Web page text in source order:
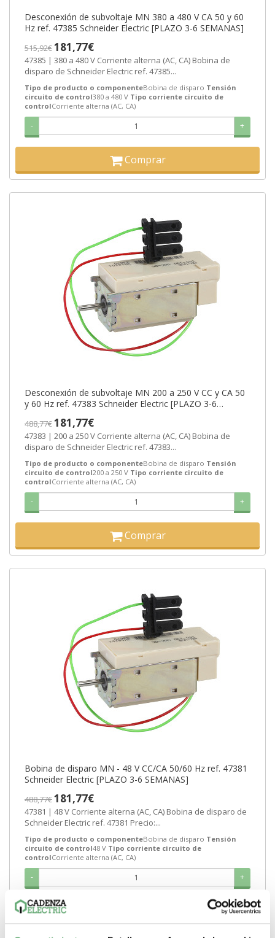
Desconexión de subvoltaje MN 380 a 480 V CA 50 y 60
Hz ref. 47385 Schneider Electric [PLAZO 3-6 SEMANAS]
515,92€181,77€
47385 | 380 a 480 V Corriente alterna (AC, CA) Bobina de
disparo de Schneider Electric ref. 47385...
Tipo de producto o componenteBobina de disparo Tensión
circuito de control380 a 480 V Tipo corriente circuito de
controlCorriente alterna (AC, CA)
- +
Comprar
Desconexión de subvoltaje MN 200 a 250 V CC y CA 50
y 60 Hz ref. 47383 Schneider Electric [PLAZO 3-6
488,77€181,77€
47383 | 200 a 250 V Corriente alterna (AC, CA) Bobina de
disparo de Schneider Electric ref. 47383...
Tipo de producto o componenteBobina de disparo Tensión
circuito de control200 a 250 V Tipo corriente circuito de
controlCorriente alterna (AC, CA)
- +
Comprar
Bobina de disparo MN - 48 V CC/CA 50/60 Hz ref. 47381
Schneider Electric [PLAZO 3-6 SEMANAS]
488,77€181,77€
47381 | 48 V Corriente alterna (AC, CA) Bobina de disparo de
Schneider Electric ref. 47381 Precio:...
Tipo de producto o componenteBobina de disparo Tensión
circuito de control48 V Tipo corriente circuito de
controlCorriente alterna (AC, CA)
- +